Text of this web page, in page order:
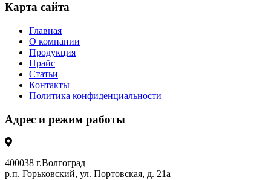
Карта сайта
Главная
О компании
Продукция
Прайс
Статьи
Контакты
Политика конфиденциальности
Адрес и режим работы
400038 г.Волгоград
р.п. Горьковский, ул. Портовская, д. 21а